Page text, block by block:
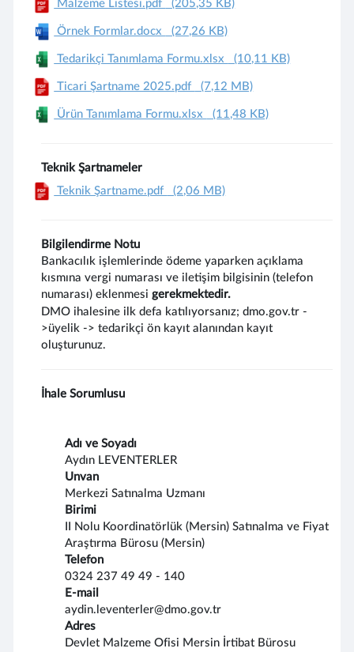
Malzeme Listesi.pdf (205,35 KB)
Örnek Formlar.docx (27,26 KB)
Tedarikçi Tanımlama Formu.xlsx (10,11 KB)
Ticari Şartname 2025.pdf (7,12 MB)
Ürün Tanımlama Formu.xlsx (11,48 KB)
Teknik Şartnameler
Teknik Şartname.pdf
(2,06 MB)
Bilgilendirme Notu
Bankacılık işlemlerinde ödeme yaparken açıklama
kısmına vergi numarası ve iletişim bilgisinin (telefon
numarası) eklenmesigerekmektedir.
DMO ihalesine ilk defa katılıyorsanız; dmo.gov.tr -
>üyelik -> tedarikçi ön kayıt alanından kayıt
oluşturunuz.
İhale Sorumlusu
Adı ve Soyadı
Aydın LEVENTERLER
Unvan
Merkezi Satınalma Uzmanı
Birimi
II Nolu Koordinatörlük (Mersin) Satınalma ve Fiyat
Araştırma Bürosu (Mersin)
Telefon
0324 237 49 49 - 140
E-mail
aydin.leventerler@dmo.gov.tr
Adres
Devlet Malzeme Ofisi Mersin İrtibat Bürosu